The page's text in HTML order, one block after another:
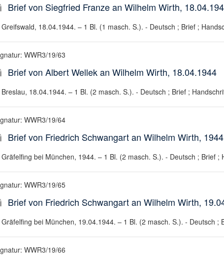
Brief von Siegfried Franze an Wilhelm Wirth,
Greifswald, 18.04.1944. – 1 Bl. (1 masch. S.). - Deutsch ; Brief ;
WWR3/19/63
Brief von Albert Wellek an Wilhelm Wirth, 18.04.1944
Breslau, 18.04.1944. – 1 Bl. (2 masch. S.). - Deutsch ; Brief ;
WWR3/19/64
Brief von Friedrich Schwangart an Wilhelm Wirth, 1944
Gräfelfing bei München, 1944. – 1 Bl. (2 masch. S.). - Deutsch ; Brief ;
WWR3/19/65
Brief von Friedrich Schwangart an Wilhelm Wirth,
Gräfelfing bei München, 19.04.1944. – 1 Bl. (2 masch. S.). - Deutsch ;
WWR3/19/66